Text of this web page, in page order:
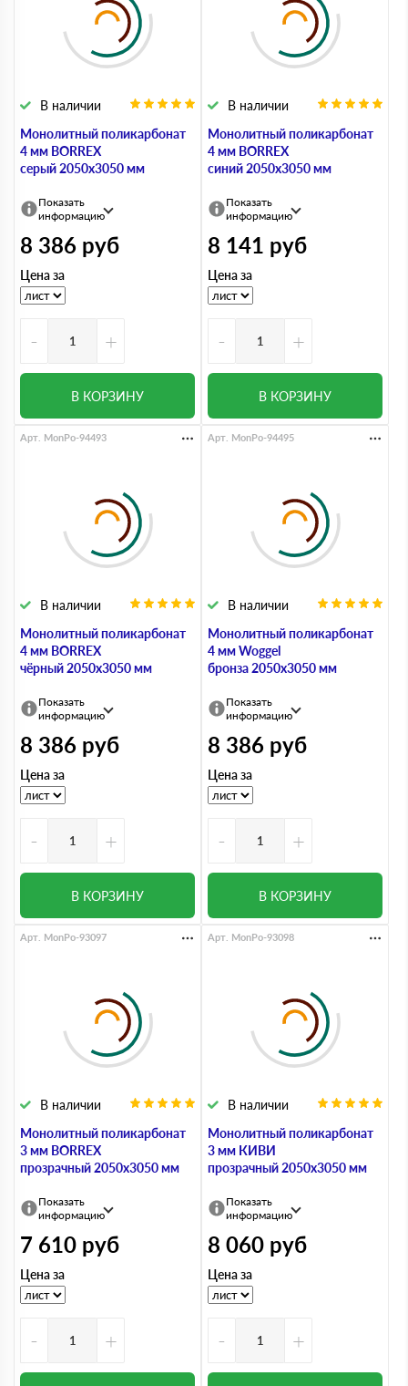
Монолитный поликарбонат
4 мм BORREX
серый 2050х3050 мм
В наличии
Показать
информацию
8 386 руб
Цена за
- +
В КОРЗИНУ
Монолитный поликарбонат
4 мм BORREX
синий 2050х3050 мм
В наличии
Показать
информацию
8 141 руб
Цена за
- +
В КОРЗИНУ
Монолитный поликарбонат
4 мм BORREX
чёрный 2050х3050 мм
В наличии
Арт. MonPo-94493
Показать
информацию
8 386 руб
Цена за
- +
В КОРЗИНУ
Монолитный поликарбонат
4 мм Woggel
бронза 2050х3050 мм
В наличии
Арт. MonPo-94495
Показать
информацию
8 386 руб
Цена за
- +
В КОРЗИНУ
Монолитный поликарбонат
3 мм BORREX
прозрачный 2050х3050 мм
В наличии
Арт. MonPo-93097
Показать
информацию
7 610 руб
Цена за
- +
Монолитный поликарбонат
3 мм КИВИ
прозрачный 2050х3050 мм
В наличии
Арт. MonPo-93098
Показать
информацию
8 060 руб
Цена за
- +